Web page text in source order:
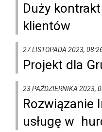
Duży
klientów
27 LISTOPADA 2023,
Projekt dla
23 PAŹDZIERNIKA 2023,
Rozwiązanie
usługę w